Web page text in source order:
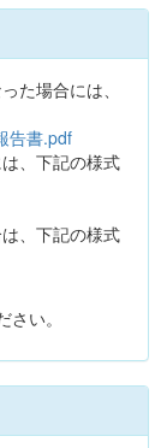
た場合には、
告書.pdf
、下記の様式
、下記の様式
い。